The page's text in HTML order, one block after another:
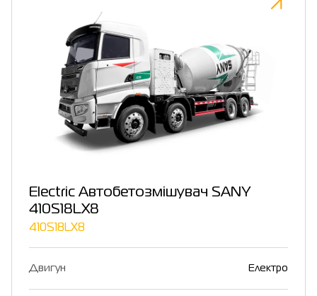
Electric Автобетозмішувач SANY
410S18LX8
410S18LX8
Двигун Електро